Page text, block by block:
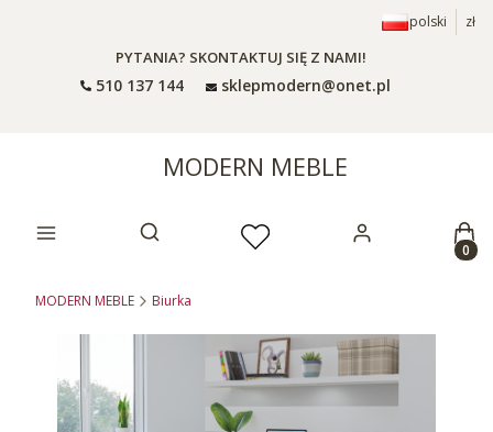
polski zł
PYTANIA? SKONTAKTUJ SIĘ Z NAMI!
510 137 144 sklepmodern@onet.pl
MODERN MEBLE
Otwórz wyszukiwarkę
MODERN MEBLE Biurka